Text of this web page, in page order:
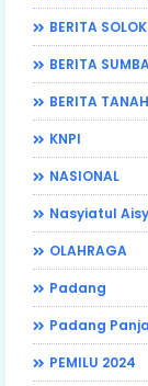
BERITA
BERITA
BERITA
KNPI
NASIONAL
Nasyiatul
OLAHRAGA
Padang
Padang
PEMILU 2024